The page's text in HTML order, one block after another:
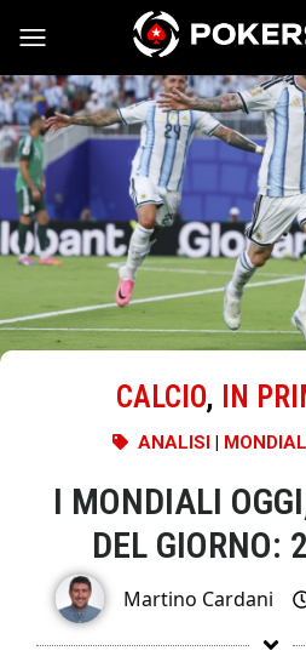
Vai al contenuto
CALCIO, IN
ANALISI|
I MONDIALI
DEL GIORNO:
Martino Cardani